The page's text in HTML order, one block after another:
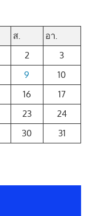
ส.
อา.
2
3
9
10
16
17
23
24
30 31